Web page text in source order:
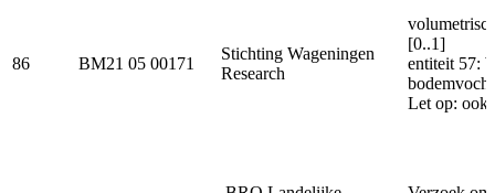
86 BM21 05 00171
Stichting Wageningen
Research
[0..1]
entiteit 57:
Let op: ook